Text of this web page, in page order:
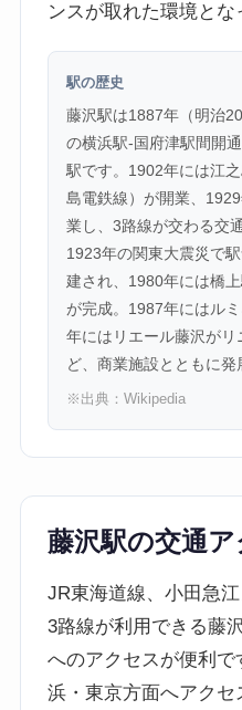
ンスが取れた環境とな
駅の歴史
藤沢駅は1887年（明治
の横浜駅-国府津駅間開
駅です。1902年には江
島電鉄線）が開業、
業し、3路線が交わる交
1923年の関東大震災で
建され、1980年には橋
が完成。1987年にはル
年にはリエール藤沢が
ど、商業施設とともに発
※出典： Wikipedia
藤沢駅の交通
JR東海道線、小田急
3路線が利用できる藤
へのアクセスが便利
浜・東京方面へアク